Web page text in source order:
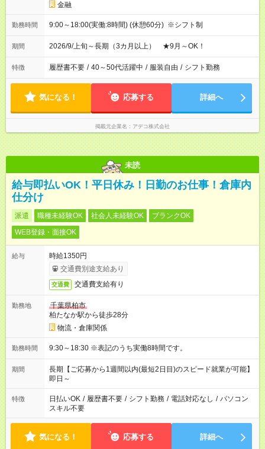
金融
勤務時間 9:00～18:00(実働:8時間) (休憩60分) ※シフト制
期間 2026/9/上旬～長期（3カ月以上） ★9月～OK！
特徴 履歴書不要 / 40～50代活躍中 / 服装自由 / シフト勤務
気になる！ 応募する 詳細へ
掲載元企業名 アデコ株式会社
未読
給与即払いOK！平日休み！日勤のお仕事！倉庫内
仕分け
派遣 職種未経験OK 社会人未経験OK
ブランクOK
WEB登録・面接OK
給与
時給1350円
交通費別途支給あり
交通費 交通費支給有り
勤務地
千葉県柏市
柏たなか駅から徒歩28分
物流・倉庫関係
勤務時間 9:30～18:30 ※表記のうち実働8時間です。
期間
長期【ご応募から1週間以内(最短2日目)のスピード就業が可能】
即日～
特徴 日払いOK / 履歴書不要 / シフト勤務 / 電話対応なし / パソコン
スキル不要
気になる！ 応募する 詳細へ